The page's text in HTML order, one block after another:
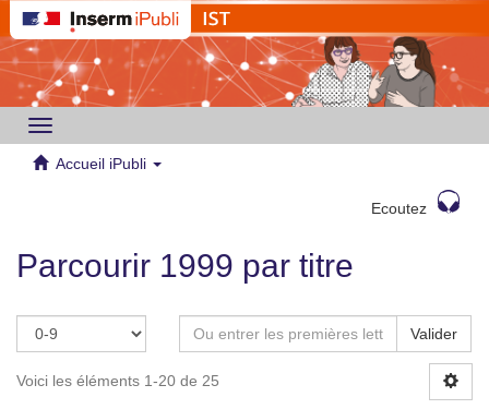
Toggle
navigation
Accueil iPubli
Ecoutez
Parcourir 1999 par titre
Valider
Voici les éléments 1-20 de 25